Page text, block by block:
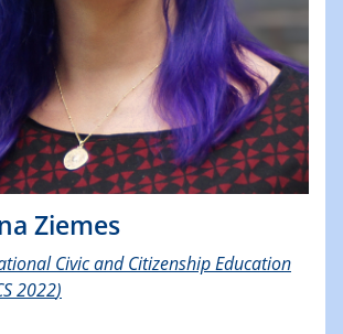
Ziemes
Civic and Citizenship Education
2022)